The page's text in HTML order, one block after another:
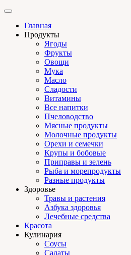
Главная
Продукты
Ягоды
Фрукты
Овощи
Мука
Масло
Сладости
Витамины
Все напитки
Пчеловодство
Мясные продукты
Молочные продукты
Орехи и семечки
Крупы и бобовые
Приправы и зелень
Рыба и морепродукты
Разные продукты
Здоровье
Травы и растения
Азбука здоровья
Лечебные средства
Красота
Кулинария
Соусы
Салаты